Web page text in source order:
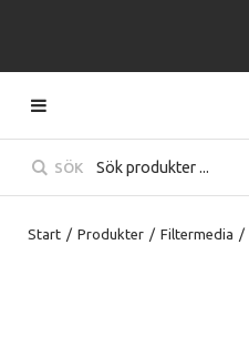
SÖK
Start / Produkter / Filtermedia /